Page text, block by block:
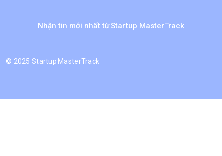
Nhận tin mới nhất từ Startup MasterTrack
© 2025 Startup MasterTrack